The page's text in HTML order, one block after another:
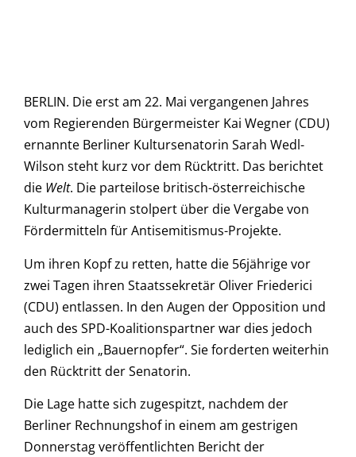
BERLIN. Die erst am 22. Mai vergangenen Jahres
vom Regierenden Bürgermeister Kai Wegner (CDU)
ernannte Berliner Kultursenatorin Sarah Wedl-
Wilson steht kurz vor dem Rücktritt. Das berichtet
die Welt. Die parteilose britisch-österreichische
Kulturmanagerin stolpert über die Vergabe von
Fördermitteln für Antisemitismus-Projekte.
Um ihren Kopf zu retten, hatte die 56jährige vor
zwei Tagen ihren Staatssekretär Oliver Friederici
(CDU) entlassen. In den Augen der Opposition und
auch des SPD-Koalitionspartner war dies jedoch
lediglich ein „Bauernopfer“. Sie forderten weiterhin
den Rücktritt der Senatorin.
Die Lage hatte sich zugespitzt, nachdem der
Berliner Rechnungshof in einem am gestrigen
Donnerstag veröffentlichten Bericht der